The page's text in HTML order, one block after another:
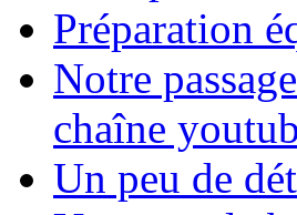
Préparation
Notre
chaîne
Un peu de